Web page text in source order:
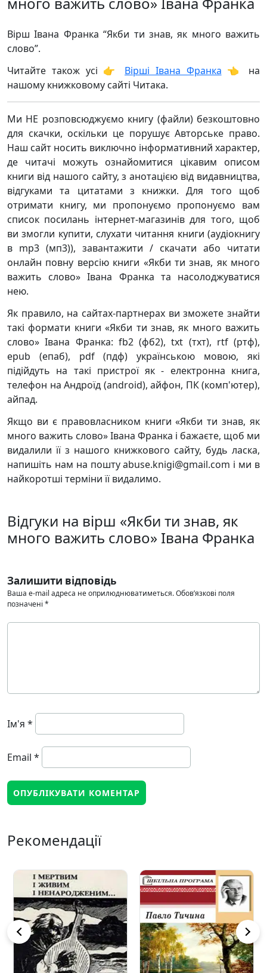
Вірш Івана Франка “Якби ти знав, як много важить
слово”.
Читайте також усі 👉 Вірші Івана Франка 👈 на
нашому книжковому сайті Читака.
Ми НЕ розповсюджуємо книгу (файли) безкоштовно
для скачки, оскільки це порушує Авторське право.
Наш сайт носить виключно інформативний характер,
де читачі можуть ознайомитися цікавим описом
книги від нашого сайту, з анотацією від видавництва,
відгуками та цитатами з книжки. Для того щоб
отримати книгу, ми пропонуємо пропонуємо вам
список посилань інтернет-магазинів для того, щоб
ви змогли купити, слухати читання книги (аудіокнигу
в mp3 (мп3)), завантажити / скачати або читати
онлайн повну версію книги «Якби ти знав, як много
важить слово» Івана Франка та насолоджуватися
нею.
Як правило, на сайтах-партнерах ви зможете знайти
такі формати книги «Якби ти знав, як много важить
слово» Івана Франка: fb2 (фб2), txt (тхт), rtf (ртф),
epub (епаб), pdf (пдф) українською мовою, які
підійдуть на такі пристрої як - електронна книга,
телефон на Андроїд (android), айфон, ПК (комп'ютер),
айпад.
Якщо ви є правовласником книги «Якби ти знав, як
много важить слово» Івана Франка і бажаєте, щоб ми
видалили її з нашого книжкового сайту, будь ласка,
напишіть нам на пошту abuse.knigi@gmail.com і ми в
найкоротші терміни її видалимо.
Відгуки на вірш «Якби ти знав, як
много важить слово» Івана Франка
Залишити відповідь
Ваша e-mail адреса не оприлюднюватиметься.Обов’язкові поля
позначені *
Ім'я *
Email *
Рекомендації